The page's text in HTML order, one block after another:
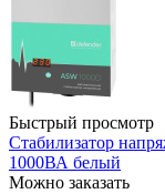
Быстрый просмотр
Стабилизатор
1000ВА белый
Можно заказать